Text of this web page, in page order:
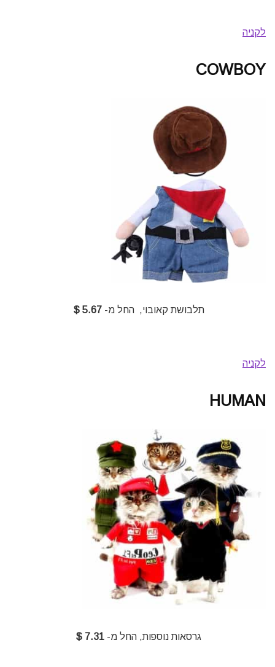
לקניה
COWBOY
תלבושת קאובוי, החל מ-5.67 $
לקניה
HUMAN
גרסאות נוספות, החל מ- 7.31 $